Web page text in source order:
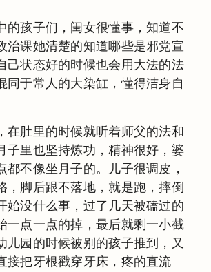
的孩子们，闺女很懂事，知道不
治课她清楚的知道哪些是邪党宣
己状态好的时候也会用大法的法
同于常人的大染缸，懂得洁身自
在肚里的时候就听着师父的法和
子里也坚持炼功，精神很好，婆
都不像坐月子的。儿子很调皮，
，脚后跟不落地，就是跑，摔倒
始没什么事，过了几天被磕过的
一点一点的掉，最后就剩一小截
儿园的时候被别的孩子推到，又
接把牙根戳穿牙床，疼的直流